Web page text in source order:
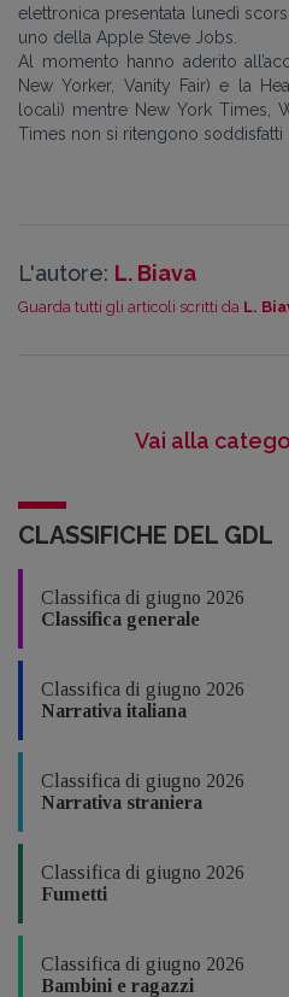
elettronica presentata lunedì
uno della Apple Steve Jobs.
Al momento hanno aderito
New Yorker, Vanity Fair) e la
locali) mentre New York Times,
Times non si ritengono soddisfatti
L'autore: L. Biava
Guarda tutti gli articoli scritti da L.
Vai alla
CLASSIFICHE DEL GDL
Classifica di giugno 2026
Classifica generale
Classifica di giugno 2026
Narrativa italiana
Classifica di giugno 2026
Narrativa straniera
Classifica di giugno 2026
Fumetti
Classifica di giugno 2026
Bambini e ragazzi